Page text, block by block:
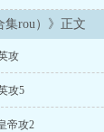
集rou）》正文
攻
攻5
帝攻2